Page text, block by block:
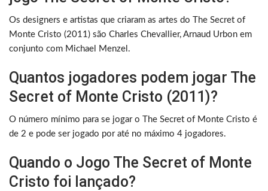
Os designers e artistas que criaram as artes do The Secret of
Monte Cristo (2011) são Charles Chevallier, Arnaud Urbon em
conjunto com Michael Menzel.
Quantos jogadores podem jogar The
Secret of Monte Cristo (2011)?
O número mínimo para se jogar o The Secret of Monte Cristo é
de 2 e pode ser jogado por até no máximo 4 jogadores.
Quando o Jogo The Secret of Monte
Cristo foi lançado?